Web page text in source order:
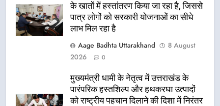
के खातों में हस्तांतरण किया जा रहा है, जिससे
पात्र लोगों को सरकारी योजनाओं का सीधे
लाभ मिल रहा है
Aage Badhta Uttarakhand
8 August
2026
0
मुख्यमंत्री धामी के नेतृत्व में उत्तराखंड के
पारंपरिक हस्तशिल्प और हथकरघा उत्पादों
को राष्ट्रीय पहचान दिलाने की दिशा में निरंतर